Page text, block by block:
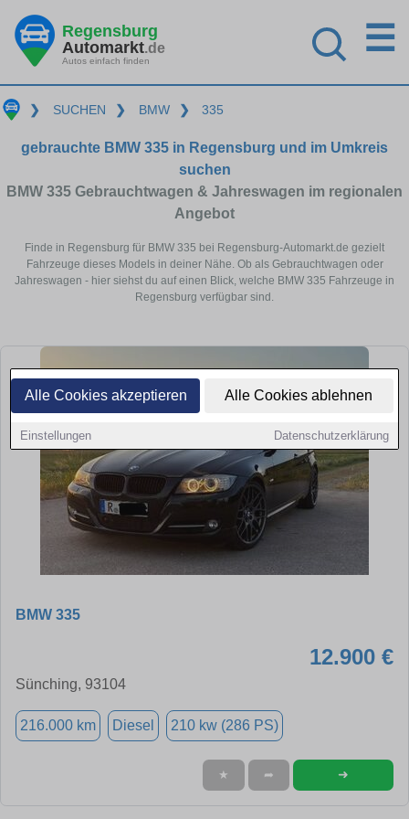
Alle Cookies akzeptieren Alle Cookies ablehnen
Einstellungen Datenschutzerklärung
Regensburg
Automarkt.de
Autos einfach finden
☰
❯ SUCHEN ❯ BMW ❯ 335
gebrauchte BMW 335 in Regensburg und im Umkreis
suchen
BMW 335 Gebrauchtwagen & Jahreswagen im regionalen
Angebot
Finde in Regensburg für BMW 335 bei Regensburg-Automarkt.de gezielt
Fahrzeuge dieses Models in deiner Nähe. Ob als Gebrauchtwagen oder
Jahreswagen - hier siehst du auf einen Blick, welche BMW 335 Fahrzeuge in
Regensburg verfügbar sind.
BMW 335
12.900 €
Sünching, 93104
216.000 km Diesel 210 kw (286 PS)
★ ➦ ➜